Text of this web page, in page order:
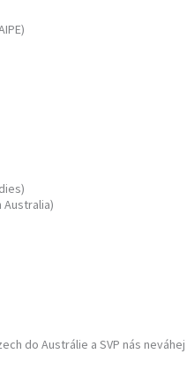
Australia)
do Austrálie a SVP nás neváhej